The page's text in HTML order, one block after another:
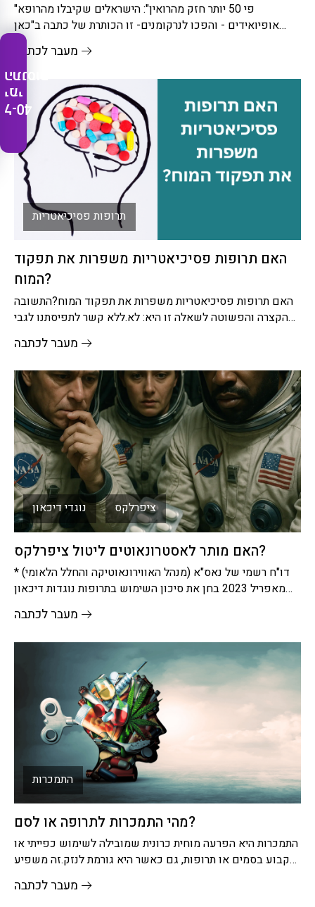
"פי 50 יותר חזק מהרואין": הישראלים שקיבלו מהרופא
אופיואידים - והפכו לנרקומנים- זו הכותרת של כתבה ב"כאן
חדשות" על משבר
מעבר לכתבה
תרופות פסיכיאטריות
האם תרופות פסיכיאטריות משפרות את תפקוד
המוח?
האם תרופות פסיכיאטריות משפרות את תפקוד המוח?התשובה
הקצרה והפשוטה לשאלה זו היא: לא.ללא קשר לתפיסתנו לגבי
מעבר לכתבה
נוגדי דיכאון ציפרלקס
האם מותר לאסטרונאוטים ליטול ציפרלקס?
* דו"ח רשמי של נאס"א (מנהל האווירונאוטיקה והחלל הלאומי)
מאפריל 2023 בחן את סיכון השימוש בתרופות נוגדות דיכאון
מעבר לכתבה
התמכרות
מהי התמכרות לתרופה או לסם?
התמכרות היא הפרעה מוחית כרונית שמובילה לשימוש כפייתי או
קבוע בסמים או תרופות, גם כאשר היא גורמת לנזק.זה משפיע
מעבר לכתבה
ל-40
ימי
התנסות